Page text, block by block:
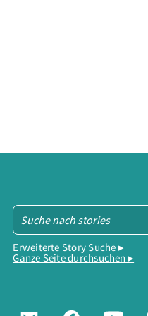
Erweiterte Story Suche ▸
Ganze Seite durchsuchen ▸